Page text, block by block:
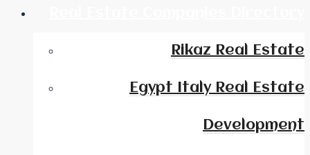
Rikaz Real Estate
Egypt Italy Real Estate
Development